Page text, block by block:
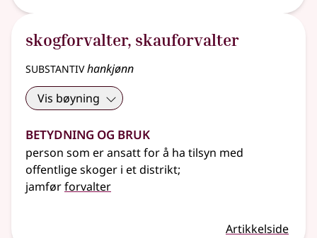
skogforvalter, skauforvalter
substantivhankjønn
Vis bøyning
Betydning og bruk
person som er ansatt for å ha tilsyn med
offentlige skoger i et distrikt;
jamførforvalter
Artikkelside